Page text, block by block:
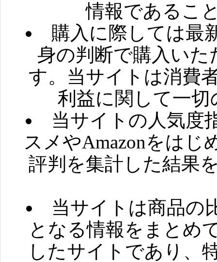
情報であるこ
購入に際しては最
身の判断で購入い
す。当サイトは消費
利益に関して一
当サイトの人気度
スメやAmazonをは
評判を集計した結果
当サイトは商品の
となる情報をまとめ
したサイトであり、